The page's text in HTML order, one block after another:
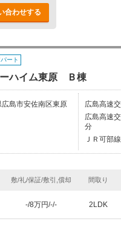
合わせする
ート
ハイム東原 Ｂ棟
広島市安佐南区東原
広島高速
広島高速
分
ＪＲ可部
敷/礼/保証/敷引,償却 間取り
-/8万円/-/- 2LDK